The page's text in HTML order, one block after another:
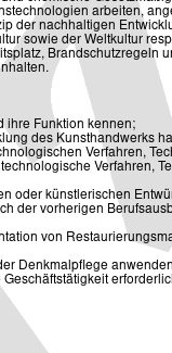
arbeiten,
der nachhaltigen
sowie der Weltkultur
Brandschutzregeln
ihre Funktion kennen;
des Kunsthandwerks
Verfahren,
Verfahren,
oder künstlerischen
der vorherigen
von
Denkmalpflege